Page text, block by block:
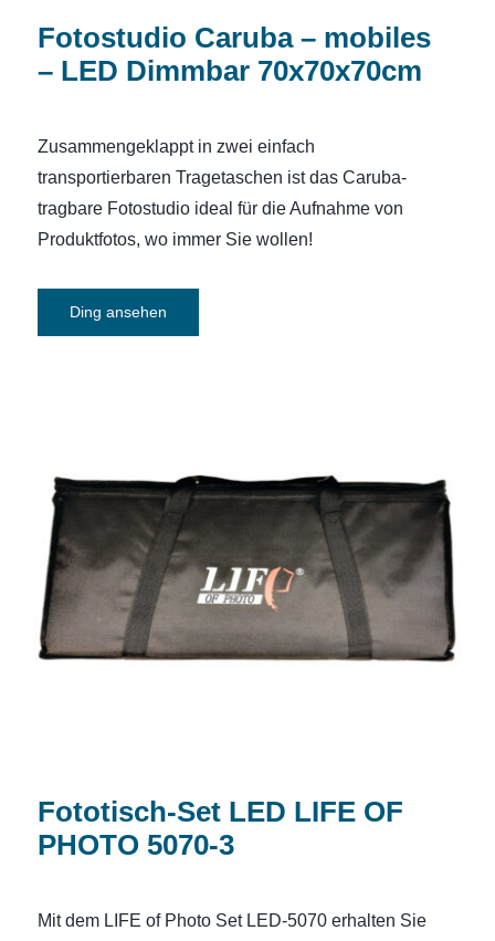
Fotostudio Caruba – mobiles
– LED Dimmbar 70x70x70cm
Zusammengeklappt in zwei einfach
transportierbaren Tragetaschen ist das Caruba-
tragbare Fotostudio ideal für die Aufnahme von
Produktfotos, wo immer Sie wollen!
Ding ansehen
Fototisch-Set LED LIFE OF PHOTO
5070-3
Fototisch-Set LED LIFE OF
PHOTO 5070-3
Mit dem LIFE of Photo Set LED-5070 erhalten Sie